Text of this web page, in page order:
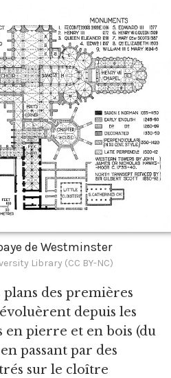
de Westminster
Library (CC BY-NC)
des premières
depuis les
en pierre et en bois (du
passant par des
sur le cloître